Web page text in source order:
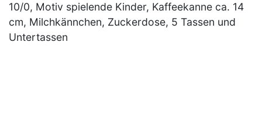
10/0, Motiv spielende Kinder, Kaffeekanne ca. 14
cm, Milchkännchen, Zuckerdose, 5 Tassen und
Untertassen